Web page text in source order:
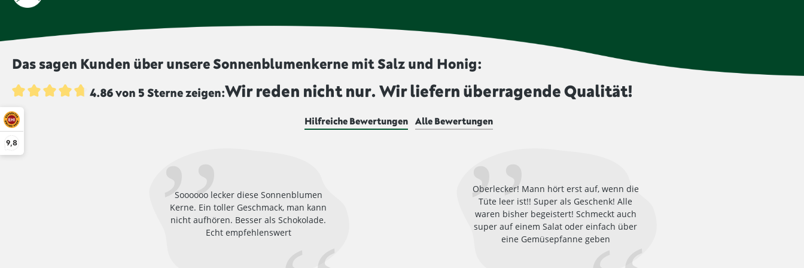
9,8
Das sagen Kunden über unsere Sonnenblumenkerne mit Salz und Honig:
Durchschnittliche Bewertung von 4.8 von 5 Sternen
4.86 von 5 Sterne zeigen:Wir reden nicht nur. Wir liefern überragende Qualität!
Hilfreiche Bewertungen Alle Bewertungen
Soooooo lecker diese Sonnenblumen
Kerne. Ein toller Geschmack, man kann
nicht aufhören. Besser als Schokolade.
Echt empfehlenswert
Oberlecker! Mann hört erst auf, wenn die
Tüte leer ist!! Super als Geschenk! Alle
waren bisher begeistert! Schmeckt auch
super auf einem Salat oder einfach über
eine Gemüsepfanne geben